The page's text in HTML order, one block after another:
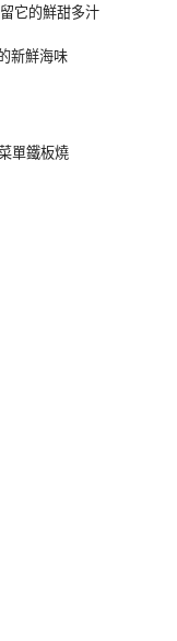
它的鮮甜多汁
新鮮海味